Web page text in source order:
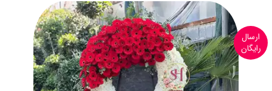
ارسال
رایگان